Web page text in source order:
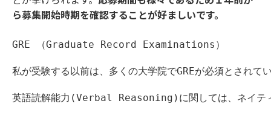
ら募集開始時期を確認することが好ましいです。
GRE （Graduate Record Examinations）
私が受験する以前は、多くの大学院でGREが必須とされて
英語読解能力(Verbal Reasoning)に関しては、ネイテ